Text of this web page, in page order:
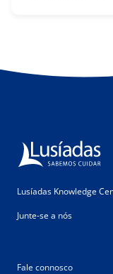
Lusíadas Knowledge
Junte-se a nós
Fale connosco